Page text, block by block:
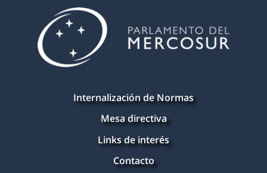
Internalización de Normas
Mesa directiva
Links de interés
Contacto